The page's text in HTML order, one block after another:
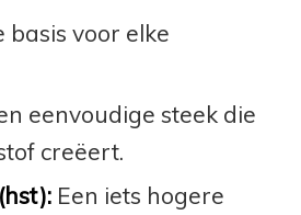
basis voor elke
eenvoudige steek die
creëert.
Een iets hogere